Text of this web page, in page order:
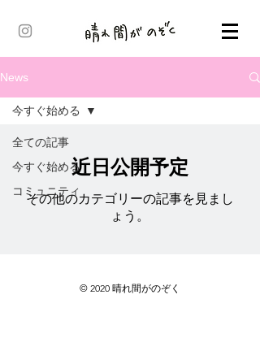
News
全ての記事
今すぐ始める
コミュニティ
今すぐ始める
近日公開予定
その他のカテゴリーの記事を見まし
ょう。
© 2020 晴れ間がのぞく